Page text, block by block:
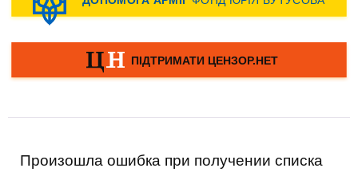
Произошла ошибка при получении списка